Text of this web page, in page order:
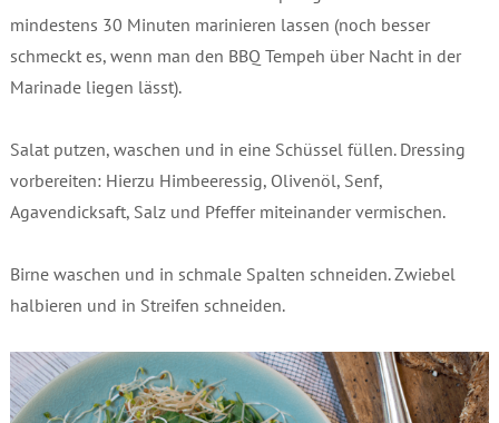
mindestens 30 Minuten marinieren lassen (noch besser
schmeckt es, wenn man den BBQ Tempeh über Nacht in der
Marinade liegen lässt).
Salat putzen, waschen und in eine Schüssel füllen. Dressing
vorbereiten: Hierzu Himbeeressig, Olivenöl, Senf,
Agavendicksaft, Salz und Pfeffer miteinander vermischen.
Birne waschen und in schmale Spalten schneiden. Zwiebel
halbieren und in Streifen schneiden.